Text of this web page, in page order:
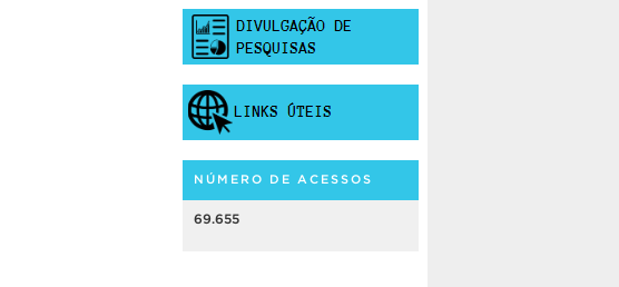
NÚMERO DE ACESSOS
69.655